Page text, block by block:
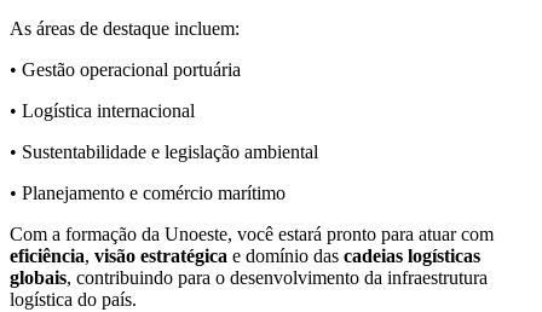
As áreas de destaque incluem:
• Gestão operacional portuária
• Logística internacional
• Sustentabilidade e legislação ambiental
• Planejamento e comércio marítimo
Com a formação da Unoeste, você estará pronto para atuar com
eficiência, visão estratégica e domínio das cadeias logísticas
globais, contribuindo para o desenvolvimento da infraestrutura
logística do país.